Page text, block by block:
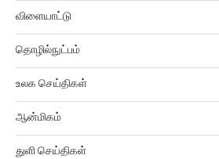
விளையாட்டு
தொழில்நுட்பம்
உலக செய்திகள்
ஆன்மிகம்
துளி செய்திகள்